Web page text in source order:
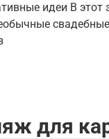
идеи В
для